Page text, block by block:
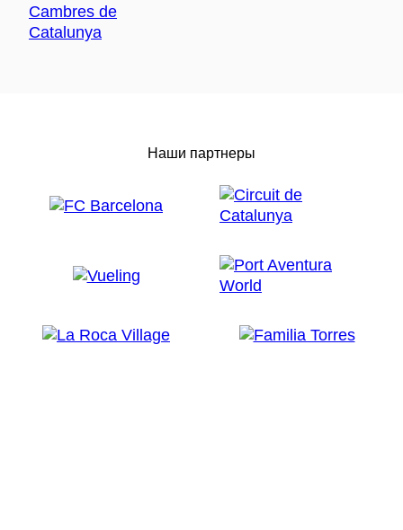
Наши партнеры